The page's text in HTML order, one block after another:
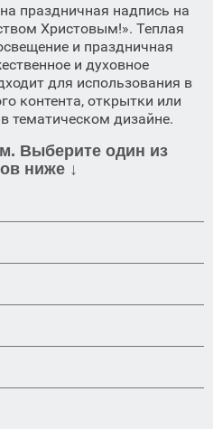
праздничная надпись на
Христовым!». Теплая
и праздничная
и духовное
для использования в
контента, открытки или
тематическом дизайне.
Выберите один из
ниже ↓